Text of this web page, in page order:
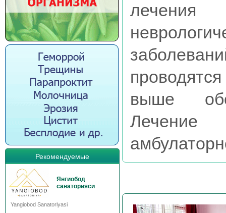
Рекомендуемые
Янгиобод
санаторияси
Yangiobod Sanatoriyasi
выше